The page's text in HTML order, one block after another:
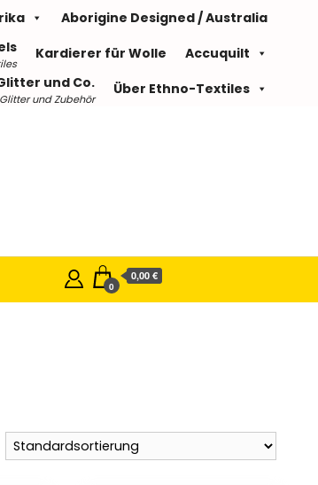
Aborigine Designed / Australia
Kardierer für Wolle
Accuquilt
und Co.
und Zubehör
Über Ethno-Textiles
0
0,00 €